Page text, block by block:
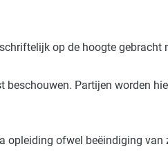
op de hoogte gebracht
Partijen worden
opleiding ofwel beëindiging van